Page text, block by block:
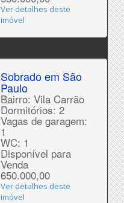
Ver detalhes deste
imóvel
Sobrado em São
Paulo
Bairro: Vila Carrão
Dormitórios: 2
Vagas de garagem:
1
WC: 1
Disponível para
Venda
650.000,00
Ver detalhes deste
imóvel